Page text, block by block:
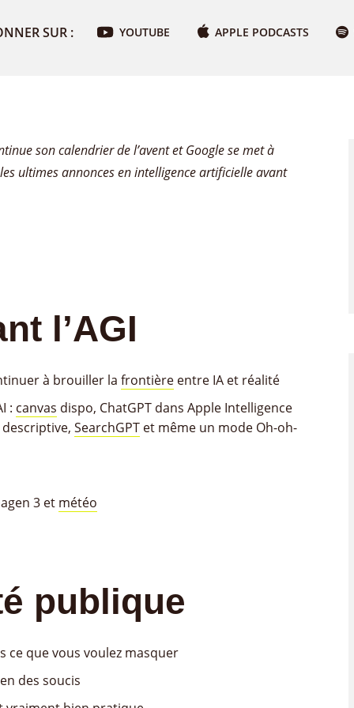
SUR : YOUTUBE APPLE PODCASTS
son calendrier de l’avent et Google se met à
ultimes annonces en intelligence artificielle avant
l’AGI
à brouiller la frontière entre IA et réalité
: canvas dispo, ChatGPT dans Apple Intelligence
SearchGPT et même un mode Oh-oh-
3 et météo
publique
ce que vous voulez masquer
des soucis